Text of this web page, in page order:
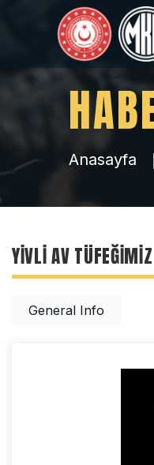
Anasayfa
YİVLİ AV
General Info